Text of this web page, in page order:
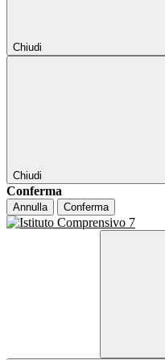
Chiudi
Chiudi
Conferma
Annulla Conferma